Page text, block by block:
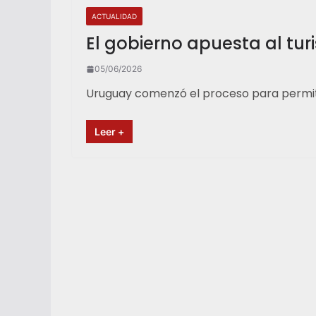
ACTUALIDAD
El gobierno apuesta al
05/06/2026
Uruguay comenzó el proceso para
Leer +